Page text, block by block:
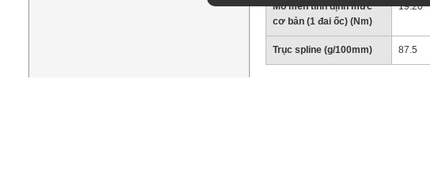
Mô men tĩnh định mức
cơ bản (1 đai ốc) (Nm)
19.20
Trục spline (g/100mm) 87.5